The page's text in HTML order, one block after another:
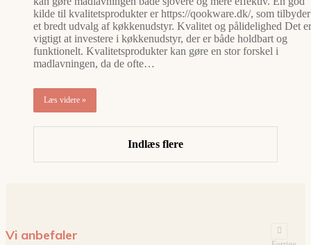
kilde til kvalitetsprodukter er https://qookware.dk/, som tilbyder
et bredt udvalg af køkkenudstyr. Kvalitet og pålidelighed Det er
vigtigt at investere i køkkenudstyr, der er både holdbart og
funktionelt. Kvalitetsprodukter kan gøre en stor forskel i
madlavningen, da de ofte…
Læs videre »
Indlæs flere
Vi anbefaler